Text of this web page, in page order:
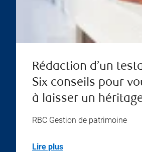
Rédaction d’un
Six conseils pour
à laisser un
RBC Gestion de patrimoine
Lire plus